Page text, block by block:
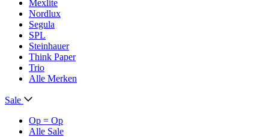
Mexlite
Nordlux
Segula
SPL
Steinhauer
Think Paper
Trio
Alle Merken
Sale
Op = Op
Alle Sale